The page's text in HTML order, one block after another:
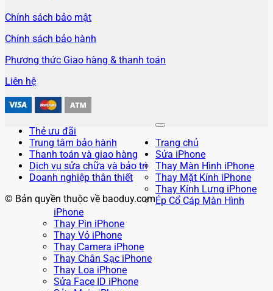
Chính sách bảo mật
Chính sách bảo hành
Phương thức Giao hàng & thanh toán
Liên hệ
Thẻ ưu đãi
Trung tâm bảo hành
Thanh toán và giao hàng
Dịch vụ sửa chữa và bảo trì
Doanh nghiệp thân thiết
© Bản quyền thuộc về baoduy.com
Trang chủ
Sửa iPhone
Thay Màn Hình iPhone
Thay Mặt Kính iPhone
Thay Kính Lưng iPhone
Ép Cổ Cáp Màn Hình
iPhone
Thay Pin iPhone
Thay Vỏ iPhone
Thay Camera iPhone
Thay Chân Sạc iPhone
Thay Loa iPhone
Sửa Face ID iPhone